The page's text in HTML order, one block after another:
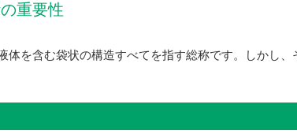
重要性
体を含む袋状の構造すべてを指す総称です。しかし